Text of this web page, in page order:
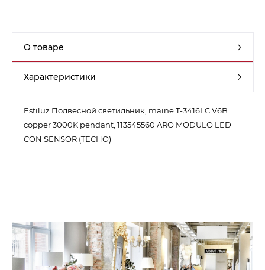
О товаре
Характеристики
Estiluz Подвесной светильник, maine T-3416LC V6B
copper 3000K pendant, 113545560 ARO MODULO LED
CON SENSOR (TECHO)